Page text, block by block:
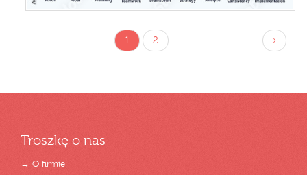
1 2 ›
Troszkę o nas
→ O firmie